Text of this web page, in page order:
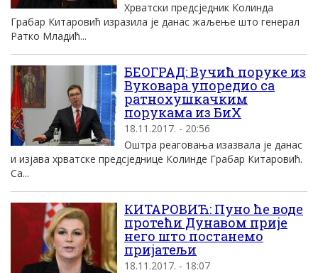
Хрватски предсједник Колинда
Грабар Китаровић изразила је данас жаљење што генерал
Ратко Младић...
БЕОГРАД: Вучић поруке из
Вуковара упоредио са
ратнохушкачким
порукама из БиХ
18.11.2017. - 20:56
Оштра реаговања изазвала је данас
и изјава хрватске предсједнице Колинде Грабар Китаровић.
Са...
КИТАРОВИЋ: Пуно ће воде
протећи Дунавом прије
него што постанемо
пријатељи
18.11.2017. - 18:07